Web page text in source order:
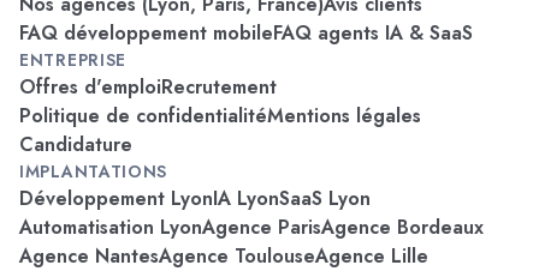
FAQ développement mobileFAQ agents IA & SaaS
ENTREPRISE
Offres d'emploiRecrutement
Politique de confidentialitéMentions légales
Candidature
IMPLANTATIONS
Développement LyonIA LyonSaaS Lyon
Automatisation LyonAgence ParisAgence Bordeaux
Agence NantesAgence ToulouseAgence Lille